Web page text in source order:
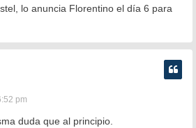
lo anuncia Florentino el día 6 para
pm
duda que al principio.